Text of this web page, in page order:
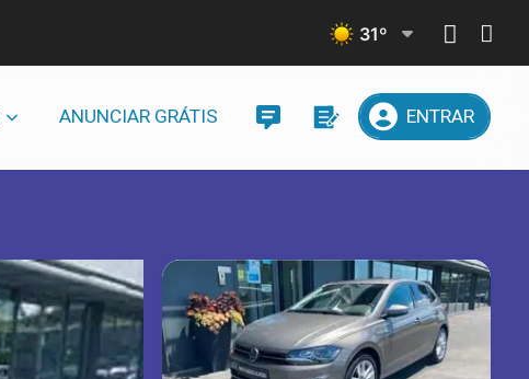
31º
ANUNCIAR GRÁTIS ENTRAR